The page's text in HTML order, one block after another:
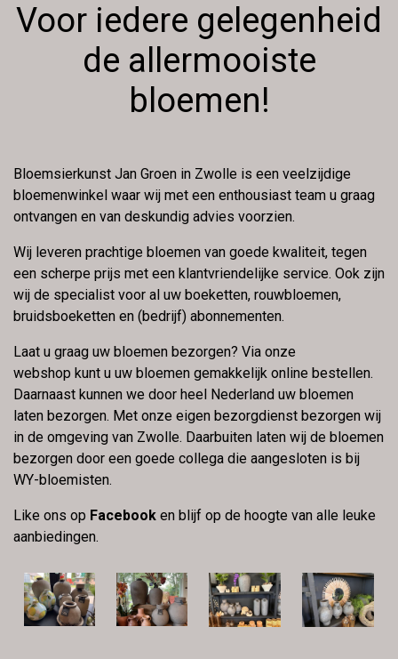
Voor iedere gelegenheid
de allermooiste
bloemen!
Bloemsierkunst Jan Groen in Zwolle is een veelzijdige
bloemenwinkel waar wij met een enthousiast team u graag
ontvangen en van deskundig advies voorzien.
Wij leveren prachtige bloemen van goede kwaliteit, tegen
een scherpe prijs met een klantvriendelijke service. Ook zijn
wij de specialist voor al uw boeketten, rouwbloemen,
bruidsboeketten en (bedrijf) abonnementen.
Laat u graag uw bloemen bezorgen? Via onze
webshop kunt u uw bloemen gemakkelijk online bestellen.
Daarnaast kunnen we door heel Nederland uw bloemen
laten bezorgen. Met onze eigen bezorgdienst bezorgen wij
in de omgeving van Zwolle. Daarbuiten laten wij de bloemen
bezorgen door een goede collega die aangesloten is bij
WY-bloemisten.
Like ons op Facebook en blijf op de hoogte van alle leuke
aanbiedingen.